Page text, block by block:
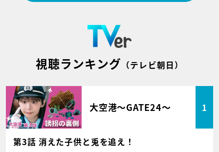
視聴ランキング （テレビ朝日）
大空港～GATE24～ 1
第3話 消えた子供と兎を追え！